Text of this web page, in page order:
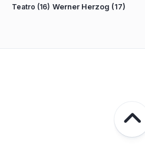
Teatro (16) Werner Herzog (17)